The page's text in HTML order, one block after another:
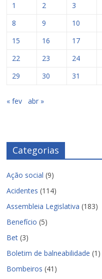
1
2 3
8
9 10
15
16 17
22
23 24
29
30 31
« fev abr »
Categorias
Ação social (9)
Acidentes (114)
Assembleia Legislativa (183)
Benefício (5)
Bet (3)
Boletim de balneabilidade (1)
Bombeiros (41)